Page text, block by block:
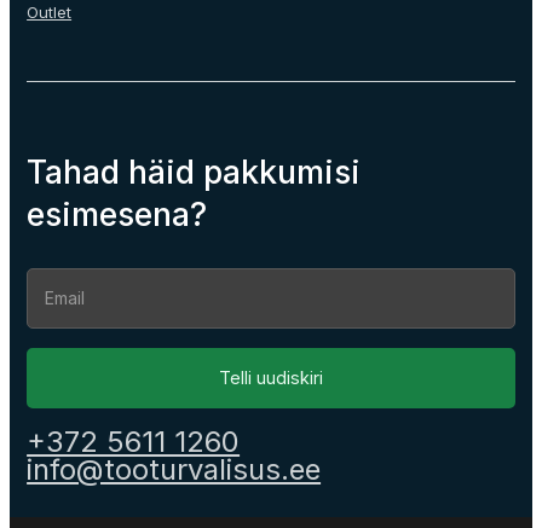
Outlet
Tahad häid pakkumisi
esimesena?
Section
Telli uudiskiri
+372 5611 1260
info@tooturvalisus.ee